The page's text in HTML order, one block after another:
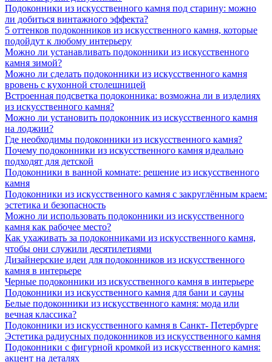
Подоконники из искусственного камня под старину: можно
ли добиться винтажного эффекта?
5 оттенков подоконников из искусственного камня, которые
подойдут к любому интерьеру
Можно ли устанавливать подоконники из искусственного
камня зимой?
Можно ли сделать подоконники из искусственного камня
вровень с кухонной столешницей
Встроенная подсветка подоконника: возможна ли в изделиях
из искусственного камня?
Можно ли установить подоконник из искусственного камня
на лоджии?
Где необходимы подоконники из искусственного камня?
Почему подоконники из искусственного камня идеально
подходят для детской
Подоконники в ванной комнате: решение из искусственного
камня
Подоконники из искусственного камня с закруглённым краем:
эстетика и безопасность
Можно ли использовать подоконники из искусственного
камня как рабочее место?
Как ухаживать за подоконниками из искусственного камня,
чтобы они служили десятилетиями
Дизайнерские идеи для подоконников из искусственного
камня в интерьере
Черные подоконники из искусственного камня в интерьере
Подоконники из искусственного камня для бани и сауны
Белые подоконники из искусственного камня: мода или
вечная классика?
Подоконники из искусственного камня в Санкт- Петербурге
Эстетика радиусных подоконников из искусственного камня
Подоконники с фигурной кромкой из искусственного камня:
акцент на деталях